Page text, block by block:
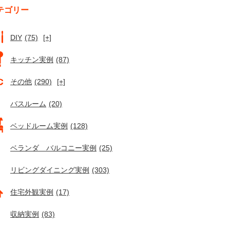
ゴリー
DIY (75) [+]
キッチン実例 (87)
その他 (290) [+]
バスルーム (20)
ベッドルーム実例 (128)
ベランダ バルコニー実例 (25)
リビングダイニング実例 (303)
住宅外観実例 (17)
収納実例 (83)